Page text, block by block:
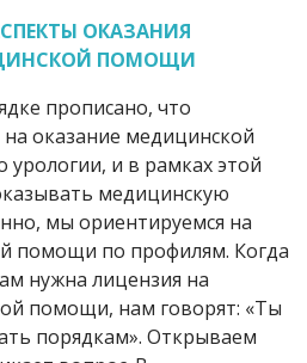
ОКАЗАНИЯ
ПОМОЩИ
прописано, что
оказание медицинской
и в рамках этой
медицинскую
мы ориентируемся на
помощи по профилям. Когда
нужна лицензия на
помощи, нам говорят: «Ты
порядкам». Открываем